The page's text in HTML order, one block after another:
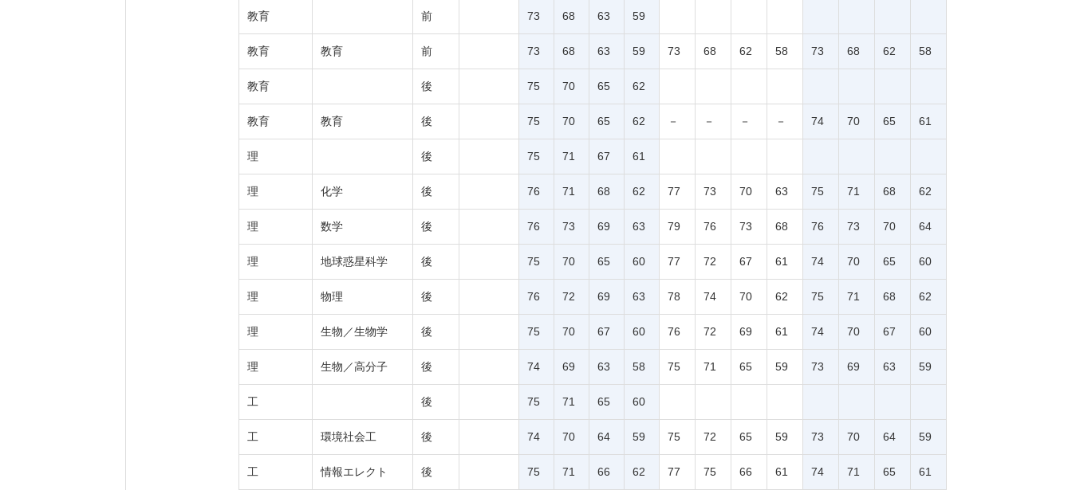
教育 前 73 68 63 59
教育 教育 前 73 68 63 59 73 68 62 58 73 68 62 58
教育 後 75 70 65 62
教育 教育 後 75 70 65 62 － － － － 74 70 65 61
理 後 75 71 67 61
理 化学 後 76 71 68 62 77 73 70 63 75 71 68 62
理 数学 後 76 73 69 63 79 76 73 68 76 73 70 64
理 地球惑星科学 後 75 70 65 60 77 72 67 61 74 70 65 60
理 物理 後 76 72 69 63 78 74 70 62 75 71 68 62
理 生物／生物学 後 75 70 67 60 76 72 69 61 74 70 67 60
理 生物／高分子 後 74 69 63 58 75 71 65 59 73 69 63 59
工 後 75 71 65 60
工 環境社会工 後 74 70 64 59 75 72 65 59 73 70 64 59
工 情報エレクト 後 75 71 66 62 77 75 66 61 74 71 65 61